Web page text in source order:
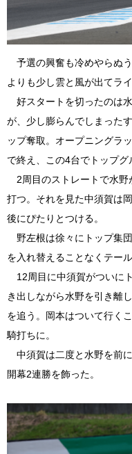
予選の興奮も冷めやらぬ
よりも少し雲と風が出てラ
好スタートを切ったのは
が、少し膨らんでしまった
ップ奪取。オープニングラ
で終え、この4台でトップグ
2周目のストレートで水野
打つ。それを見た中須賀は
後にぴたりとつける。
野左根は徐々にトップ集
を入れ替えることなくテー
12周目に中須賀がついに
き出しながら水野を引き離
を追う。岡本はついて行く
騎打ちに。
中須賀は二度と水野を前
開幕2連勝を飾った。